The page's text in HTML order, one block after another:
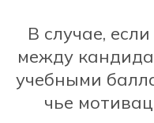
В случае,
между
учебными
чье